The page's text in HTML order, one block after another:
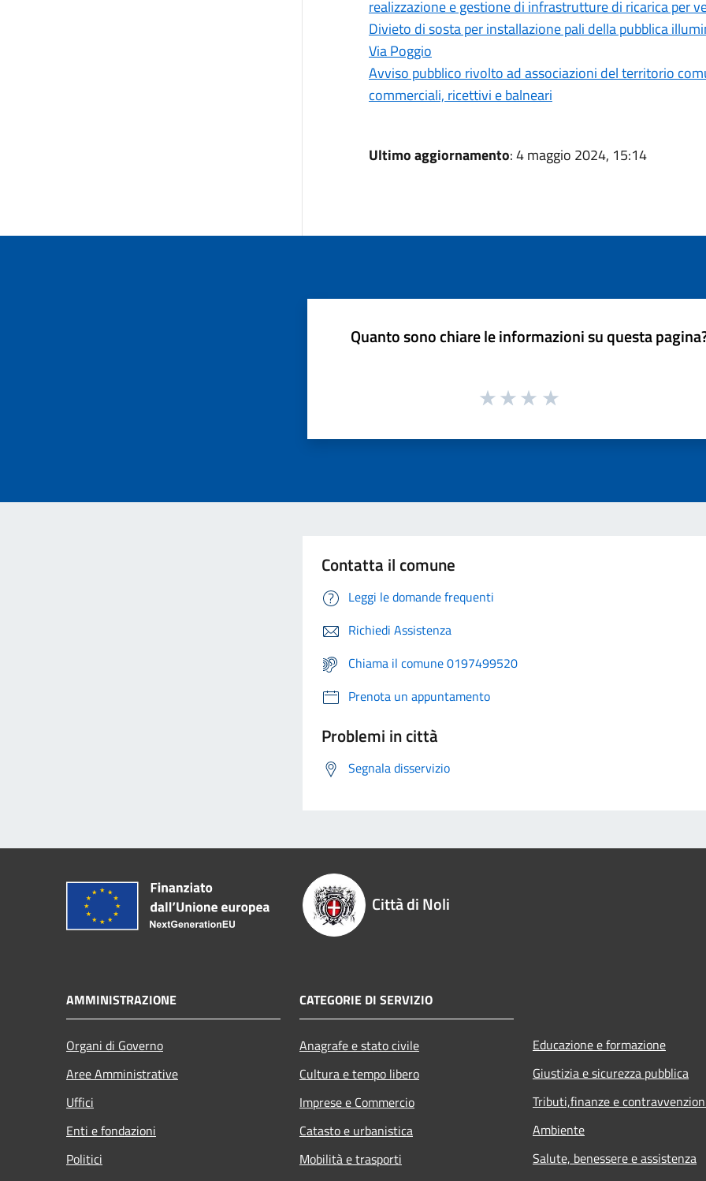
realizzazione e gestione di infrastrutture di ricarica per
Divieto di sosta per installazione pali della pubblica
Via Poggio
Avviso pubblico rivolto ad associazioni del territorio
commerciali, ricettivi e balneari
Ultimo aggiornamento: 4 maggio 2024, 15:14
Quanto sono chiare le informazioni su questa
Contatta il comune
Leggi le domande frequenti
Richiedi Assistenza
Chiama il comune 0197499520
Prenota un appuntamento
Problemi in città
Segnala disservizio
Città di Noli
AMMINISTRAZIONE
Organi di Governo
Aree Amministrative
Uffici
Enti e fondazioni
Politici
CATEGORIE DI SERVIZIO
Anagrafe e stato civile
Cultura e tempo libero
Imprese e Commercio
Catasto e urbanistica
Mobilità e trasporti
Educazione e formazione
Giustizia e sicurezza pubblica
Tributi,finanze e
Ambiente
Salute, benessere e assistenza